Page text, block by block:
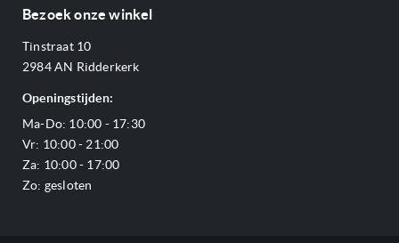
Ovens
Stoomovens
Magnetrons
Vaatwassers
Complete keukens
Outlet
Betalen
Veelgestelde vragen
Service & garantie
Sitemap
Adres & Route
Reviews Budgetplan
Blog
Bezoek onze winkel
Tinstraat 10
2984 AN Ridderkerk
Openingstijden:
Ma-Do: 10:00 - 17:30
Vr: 10:00 - 21:00
Za: 10:00 - 17:00
Zo: gesloten